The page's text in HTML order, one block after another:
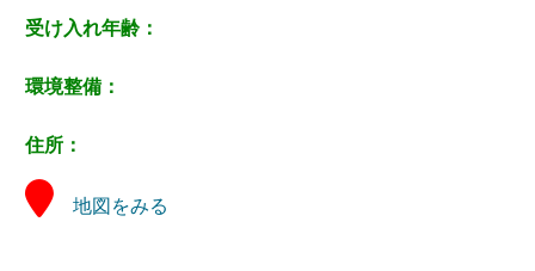
受け入れ年齢：
環境整備：
住所：
地図をみる